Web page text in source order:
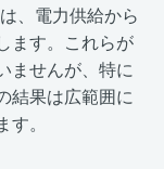
、電力供給から
ます。これらが
ませんが、特に
結果は広範囲に
。